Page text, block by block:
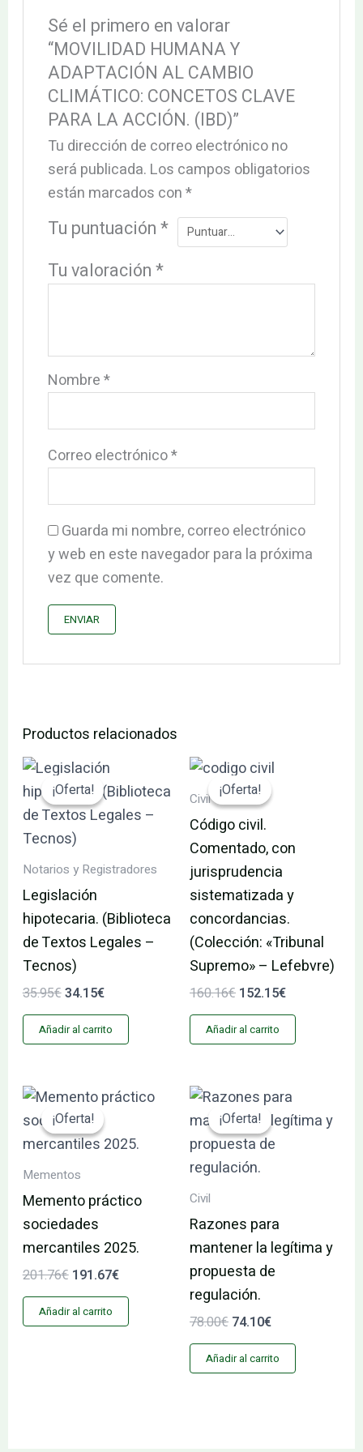
Sé el primero en valorar
“MOVILIDAD HUMANA Y
ADAPTACIÓN AL CAMBIO
CLIMÁTICO: CONCETOS CLAVE
PARA LA ACCIÓN. (IBD)”
Tu dirección de correo electrónico no
será publicada. Los campos obligatorios
están marcados con*
Tu puntuación*
Tu valoración*
Nombre*
Correo electrónico*
Guarda mi nombre, correo electrónico
y web en este navegador para la próxima
vez que comente.
Productos relacionados
¡Oferta!
¡Oferta!
Notarios y Registradores
Legislación
hipotecaria. (Biblioteca
de Textos Legales –
Tecnos)
35.95€
El
precio
original
era:
35.95€.
34.15€
El
precio
actual
es:
Añadir al carrito
¡Oferta!
¡Oferta!
Civil
Código civil.
Comentado, con
jurisprudencia
sistematizada y
concordancias.
(Colección: «Tribunal
Supremo» – Lefebvre)
160.16€
El
precio
original
era:
160.16€.
152.15€
Añadir al carrito
¡Oferta!
¡Oferta!
Mementos
Memento práctico
sociedades
mercantiles 2025.
201.76€
El
precio
original
era:
191.67€
El
es:
Añadir al carrito
¡Oferta!
¡Oferta!
Civil
Razones para
mantener la legítima y
propuesta de
regulación.
78.00€
El
precio
original
era:
78.00€.
74.10€
El
precio
actual
es:
Añadir al carrito